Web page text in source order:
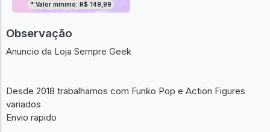
* Valor mínimo: R$ 149,99
Observação
Anuncio da Loja Sempre Geek
Desde 2018 trabalhamos com Funko Pop e Action Figures
variados
Envio rapido